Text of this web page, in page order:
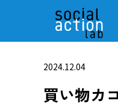
2024.12.04
買い物カ